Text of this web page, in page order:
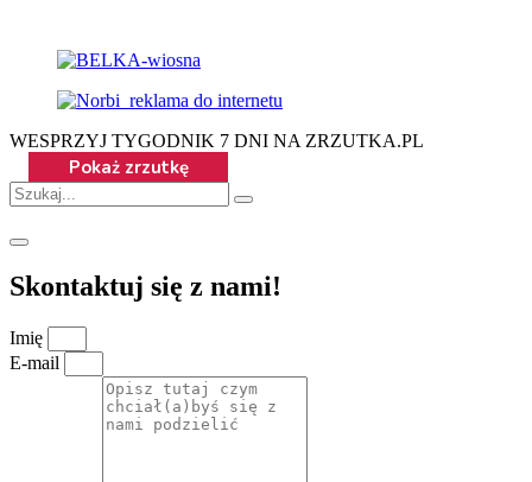
WESPRZYJ TYGODNIK 7 DNI NA ZRZUTKA.PL
Skontaktuj się z nami!
Imię
E-mail